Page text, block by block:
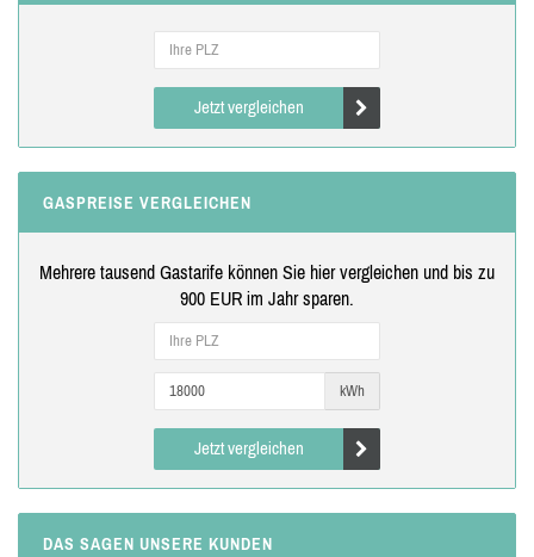
Jetzt vergleichen
GASPREISE VERGLEICHEN
Mehrere tausend Gastarife können Sie hier vergleichen und bis zu
900 EUR im Jahr sparen.
kWh
Jetzt vergleichen
DAS SAGEN UNSERE KUNDEN